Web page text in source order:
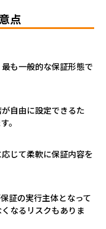
点
も一般的な保証形態で
自由に設定できるた
。
じて柔軟に保証内容を
証の実行主体となって
なるリスクもありま